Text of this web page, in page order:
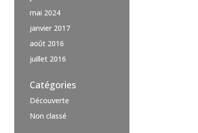
mai 2024
janvier 2017
août 2016
juillet 2016
Catégories
Découverte
Non classé